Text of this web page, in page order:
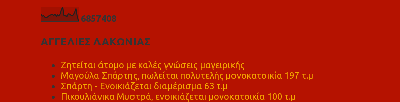
6857408
ΑΓΓΕΛΙΕΣ ΛΑΚΩΝΙΑΣ
Ζητείται άτομο με καλές γνώσεις μαγειρικής
Μαγούλα Σπάρτης, πωλείται πολυτελής μονοκατοικία 197 τ.μ
Σπάρτη - Ενοικιάζεται διαμέρισμα 63 τ.μ
Πικουλιάνικα Μυστρά, ενοικιάζεται μονοκατοικία 100 τ.μ